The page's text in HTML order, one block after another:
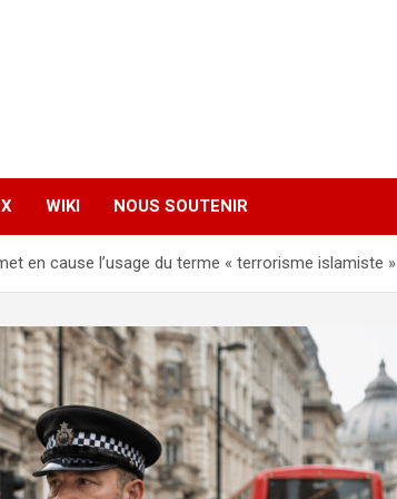
WIKI NOUS SOUTENIR
en cause l’usage du terme « terrorisme islamiste »